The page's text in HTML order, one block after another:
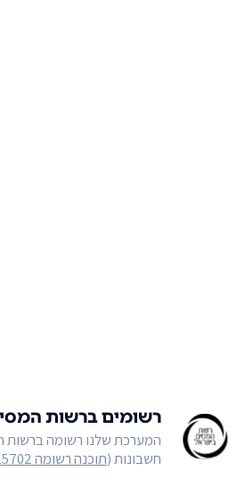
רשומים ברשות
המערכת שלנו רשומה ברשות
חשבונות (תוכנה רשומה 00215702 על פי חוק